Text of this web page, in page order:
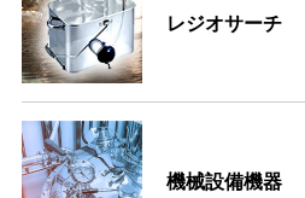
レジオサーチ
機械設備機器